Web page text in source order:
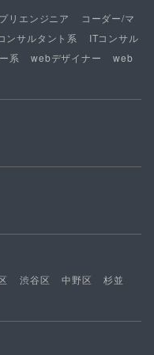
リエンジニア
コーダー/マ
ンサルタント系
ITコンサル
系 webデザイナー web
渋谷区 中野区 杉並